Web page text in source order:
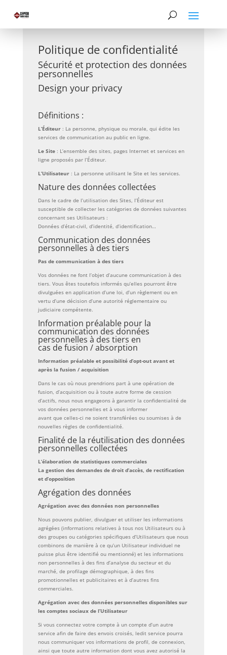
Politique de confidentialité
Sécurité et protection des données
personnelles
Design your privacy
Définitions :
L’Éditeur : La personne, physique ou morale, qui édite les
services de communication au public en ligne.
Le Site: L’ensemble des sites, pages Internet et services en
ligne proposés par l’Éditeur.
L’Utilisateur : La personne utilisant le Site et les services.
Nature des données collectées
Dans le cadre de l’utilisation des Sites, l’Éditeur est
susceptible de collecter les catégories de données suivantes
concernant ses Utilisateurs :
Données d’état-civil, d’identité, d’identification…
Communication des données
personnelles à des tiers
Pas de communication à des tiers
Vos données ne font l’objet d’aucune communication à des
tiers. Vous êtes toutefois informés qu’elles pourront être
divulguées en application d’une loi, d’un règlement ou en
vertu d’une décision d’une autorité réglementaire ou
judiciaire compétente.
Information préalable pour la
communication des données
personnelles à des tiers en
cas de fusion / absorption
Information préalable et possibilité d’opt-out avant et
après la fusion / acquisition
Dans le cas où nous prendrions part à une opération de
fusion, d’acquisition ou à toute autre forme de cession
d’actifs, nous nous engageons à garantir la confidentialité de
vos données personnelles et à vous informer
avant que celles-ci ne soient transférées ou soumises à de
nouvelles règles de confidentialité.
Finalité de la réutilisation des données
personnelles collectées
L’élaboration de statistiques commerciales
La gestion des demandes de droit d’accès, de rectification
et d’opposition
Agrégation des données
Agrégation avec des données non personnelles
Nous pouvons publier, divulguer et utiliser les informations
agrégées (informations relatives à tous nos Utilisateurs ou à
des groupes ou catégories spécifiques d’Utilisateurs que nous
combinons de manière à ce qu’un Utilisateur individuel ne
puisse plus être identifié ou mentionné) et les informations
non personnelles à des fins d’analyse du secteur et du
marché, de profilage démographique, à des fins
promotionnelles et publicitaires et à d’autres fins
commerciales.
Agrégation avec des données personnelles disponibles sur
les comptes sociaux de l’Utilisateur
Si vous connectez votre compte à un compte d’un autre
service afin de faire des envois croisés, ledit service pourra
nous communiquer vos informations de profil, de connexion,
ainsi que toute autre information dont vous avez autorisé la